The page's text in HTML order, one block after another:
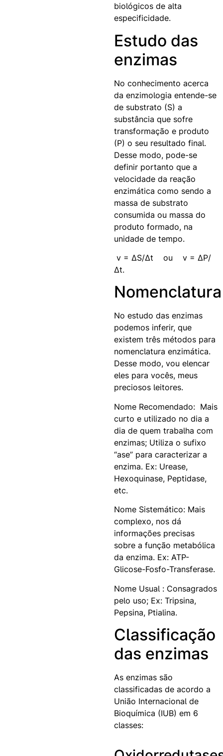
biológicos de alta
especificidade.
Estudo das
enzimas
No conhecimento acerca
da enzimologia entende-se
de substrato (S) a
substância que sofre
transformação e produto
(P) o seu resultado final.
Desse modo, pode-se
definir portanto que a
velocidade da reação
enzimática como sendo a
massa de substrato
consumida ou massa do
produto formado, na
unidade de tempo.
v = ∆S/∆t ou v = ∆P/
∆t.
Nomenclatura
No estudo das enzimas
podemos inferir, que
existem três métodos para
nomenclatura enzimática.
Desse modo, vou elencar
eles para vocês, meus
preciosos leitores.
Nome Recomendado: Mais
curto e utilizado no dia a
dia de quem trabalha com
enzimas; Utiliza o sufixo
“ase” para caracterizar a
enzima. Ex: Urease,
Hexoquinase, Peptidase,
etc.
Nome Sistemático: Mais
complexo, nos dá
informações precisas
sobre a função metabólica
da enzima. Ex: ATP-
Glicose-Fosfo-Transferase.
Nome Usual : Consagrados
pelo uso; Ex: Tripsina,
Pepsina, Ptialina.
Classificação
das enzimas
As enzimas são
classificadas de acordo a
União Internacional de
Bioquímica (IUB) em 6
classes: